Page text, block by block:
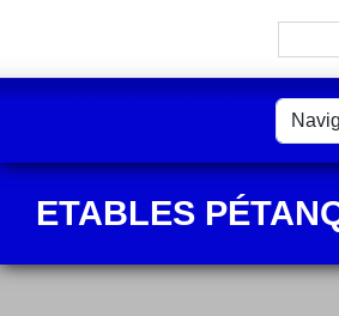
ETABLES